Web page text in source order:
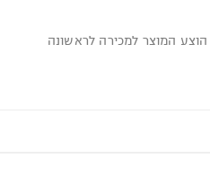
המוצר למכירה לראשונה